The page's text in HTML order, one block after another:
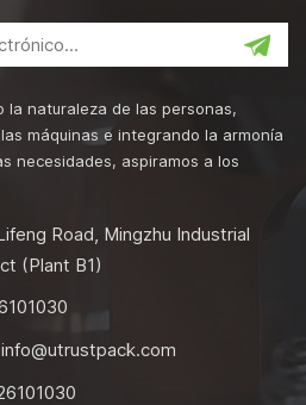
la naturaleza de las personas,
máquinas e integrando la armonía
necesidades, aspiramos a los
Road, Mingzhu Industrial
(Plant B1)
info@utrustpack.com